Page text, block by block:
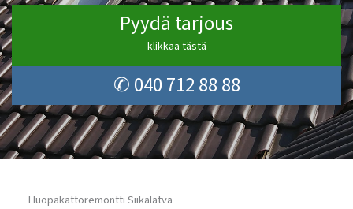
Pyydä tarjous
- klikkaa tästä -
✆ 040 712 88 88
Huopakattoremontti Siikalatva